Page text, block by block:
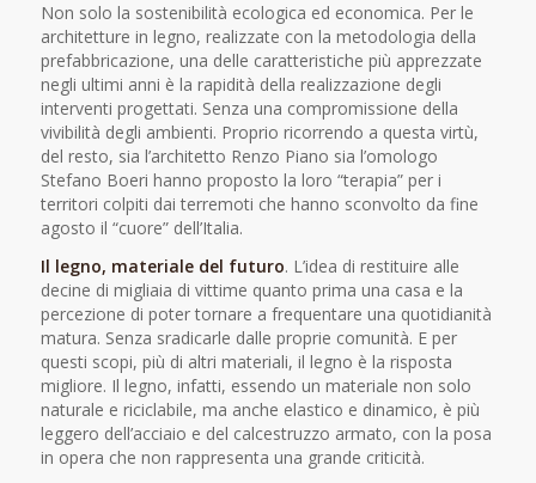
Non solo la sostenibilità ecologica ed economica. Per le
architetture in legno, realizzate con la metodologia della
prefabbricazione, una delle caratteristiche più apprezzate
negli ultimi anni è la rapidità della realizzazione degli
interventi progettati. Senza una compromissione della
vivibilità degli ambienti. Proprio ricorrendo a questa virtù,
del resto, sia l’architetto Renzo Piano sia l’omologo
Stefano Boeri hanno proposto la loro “terapia” per i
territori colpiti dai terremoti che hanno sconvolto da fine
agosto il “cuore” dell’Italia.
Il legno, materiale del futuro. L’idea di restituire alle
decine di migliaia di vittime quanto prima una casa e la
percezione di poter tornare a frequentare una quotidianità
matura. Senza sradicarle dalle proprie comunità. E per
questi scopi, più di altri materiali, il legno è la risposta
migliore. Il legno, infatti, essendo un materiale non solo
naturale e riciclabile, ma anche elastico e dinamico, è più
leggero dell’acciaio e del calcestruzzo armato, con la posa
in opera che non rappresenta una grande criticità.